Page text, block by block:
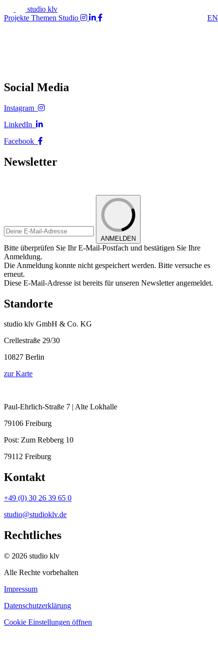
studio klv
Projekte Themen Studio EN
Social Media
Instagram
LinkedIn
Facebook
Newsletter
ANMELDEN
Bitte überprüfen Sie Ihr E-Mail-Postfach und bestätigen Sie Ihre
Anmeldung.
Die Anmeldung konnte nicht gespeichert werden. Bitte versuche es
erneut.
Diese E-Mail-Adresse ist bereits für unseren Newsletter angemeldet.
Standorte
studio klv GmbH & Co. KG
Crellestraße 29/30
10827 Berlin
zur Karte
Paul-Ehrlich-Straße 7 | Alte Lokhalle
79106 Freiburg
Post: Zum Rebberg 10
79112 Freiburg
Kontakt
+49 (0) 30 26 39 65 0
studio@studioklv.de
Rechtliches
© 2026 studio klv
Alle Rechte vorbehalten
Impressum
Datenschutzerklärung
Cookie Einstellungen öffnen